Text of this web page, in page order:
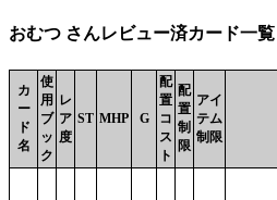
おむつ さんレビュー済カード一覧
カ
ー
ド
名
使
用
ブ
ッ
ク
レ
ア
度
ST MHP G
配
置
コ
ス
ト
配
置
制
限
アイ
テム
制限